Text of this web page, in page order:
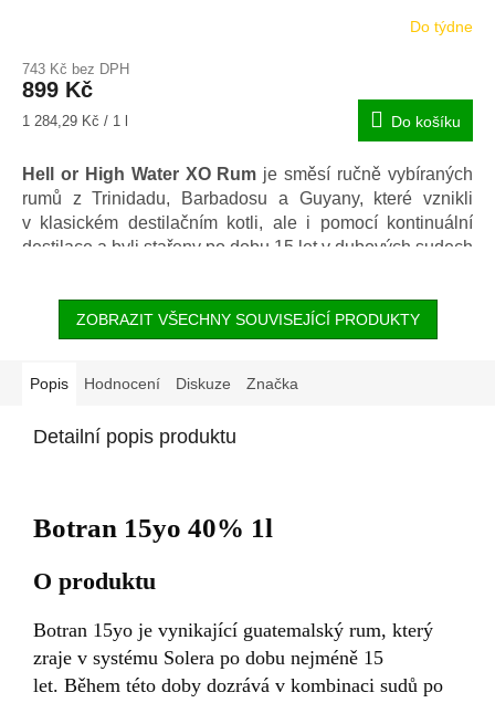
produktu
je
4,0
hvězdiček.
Do týdne
743 Kč bez DPH
899 Kč
Měrná
1 284,29 Kč / 1 l Do košíku
Hell or High Water XO Rum je směsí ručně vybíraných
rumů z Trinidadu, Barbadosu a Guyany, které vznikli
v klasickém destilačním kotli, ale i pomocí kontinuální
destilace a byli stařeny po dobu 15 let v dubových sudech
ZOBRAZIT VŠECHNY SOUVISEJÍCÍ PRODUKTY
Popis Hodnocení Diskuze Značka
Detailní popis produktu
Botran 15yo 40% 1l
O produktu
Botran 15yo je vynikající guatemalský rum, který
zraje v systému Solera po dobu nejméně 15
let. Během této doby dozrává v kombinaci sudů po